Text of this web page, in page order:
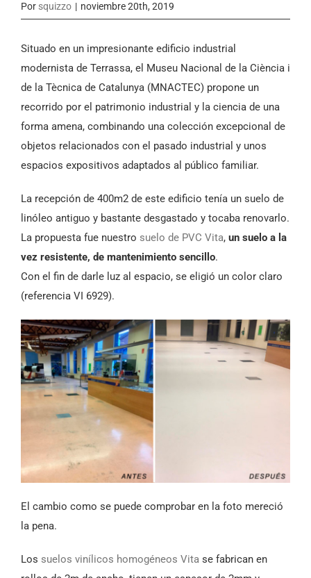
Por squizzo | noviembre 20th, 2019
Situado en un impresionante edificio industrial
modernista de Terrassa, el Museu Nacional de la Ciència i
de la Tècnica de Catalunya (MNACTEC) propone un
recorrido por el patrimonio industrial y la ciencia de una
forma amena, combinando una colección excepcional de
objetos relacionados con el pasado industrial y unos
espacios expositivos adaptados al público familiar.
La recepción de 400m2 de este edificio tenía un suelo de
linóleo antiguo y bastante desgastado y tocaba renovarlo.
La propuesta fue nuestro suelo de PVC Vita, un suelo a la
vez resistente, de mantenimiento sencillo.
Con el fin de darle luz al espacio, se eligió un color claro
(referencia VI 6929).
El cambio como se puede comprobar en la foto mereció
la pena.
Los suelos vinílicos homogéneos Vita se fabrican en